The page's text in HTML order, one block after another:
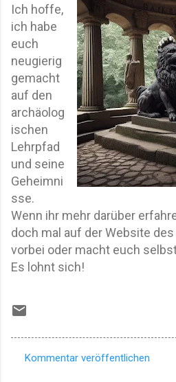
Ich hoffe,
ich habe
euch
neugierig
gemacht
auf den
archäolog
ischen
Lehrpfad
und seine
Geheimni
sse.
Wenn ihr mehr darüber
doch mal auf der Website
vorbei oder macht euch
Es lohnt sich!
Kommentar veröffentlichen